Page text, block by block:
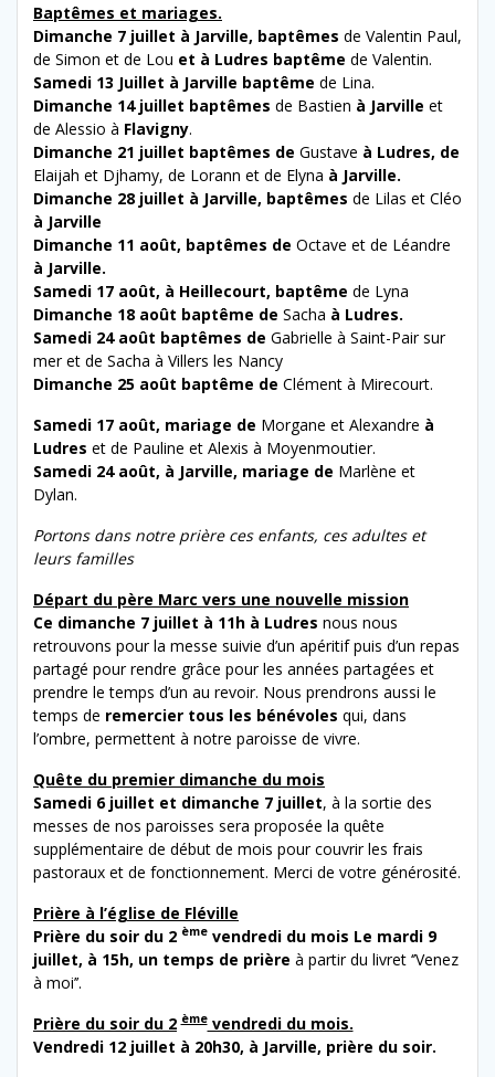
Baptêmes et mariages.
Dimanche 7 juillet à Jarville, baptêmes de Valentin Paul,
de Simon et de Lou et à Ludres baptême de Valentin.
Samedi 13 Juillet à Jarville baptême de Lina.
Dimanche 14 juillet baptêmes de Bastien à Jarville et
de Alessio à Flavigny.
Dimanche 21 juillet baptêmes de Gustave à Ludres, de
Elaijah et Djhamy, de Lorann et de Elyna à Jarville.
Dimanche 28 juillet à Jarville, baptêmes de Lilas et Cléo
à Jarville
Dimanche 11 août, baptêmes de Octave et de Léandre
à Jarville.
Samedi 17 août, à Heillecourt, baptême de Lyna
Dimanche 18 août baptême de Sacha à Ludres.
Samedi 24 août baptêmes de Gabrielle à Saint-Pair sur
mer et de Sacha à Villers les Nancy
Dimanche 25 août baptême de Clément à Mirecourt.
Samedi 17 août, mariage de Morgane et Alexandre à
Ludres et de Pauline et Alexis à Moyenmoutier.
Samedi 24 août, à Jarville, mariage de Marlène et
Dylan.
Portons dans notre prière ces enfants, ces adultes et
leurs familles
Départ du père Marc vers une nouvelle mission
Ce dimanche 7 juillet à 11h à Ludres nous nous
retrouvons pour la messe suivie d’un apéritif puis d’un repas
partagé pour rendre grâce pour les années partagées et
prendre le temps d’un au revoir. Nous prendrons aussi le
temps de remercier tous les bénévoles qui, dans
l’ombre, permettent à notre paroisse de vivre.
Quête du premier dimanche du mois
Samedi 6 juillet et dimanche 7 juillet, à la sortie des
messes de nos paroisses sera proposée la quête
supplémentaire de début de mois pour couvrir les frais
pastoraux et de fonctionnement. Merci de votre générosité.
Prière à l’église de Fléville
Prière du soir du 2 èmevendredi du mois Le mardi 9
juillet, à 15h, un temps de prière à partir du livret ‘’Venez
à moi’’.
Prière du soir du 2 èmevendredi du mois.
Vendredi 12 juillet à 20h30, à Jarville, prière du soir.